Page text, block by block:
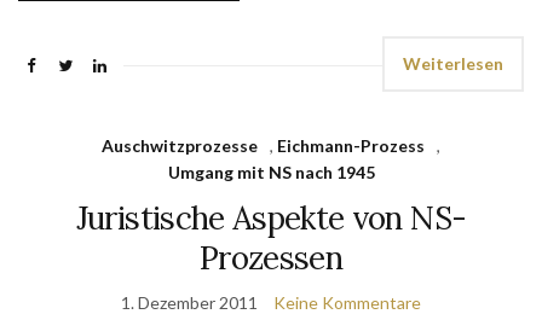
Weiterlesen
Auschwitzprozesse , Eichmann-Prozess
,
Umgang mit NS nach 1945
Juristische Aspekte von NS-
Prozessen
1. Dezember 2011 Keine Kommentare